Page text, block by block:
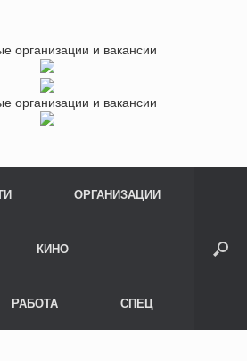
организации и вакансии
организации и вакансии
ОРГАНИЗАЦИИ
КИНО
РАБОТА СПЕЦ